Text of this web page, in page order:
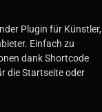
Plugin für Künstler,
Einfach zu
dank Shortcode
die Startseite oder